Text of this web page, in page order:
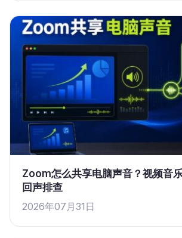
Zoom怎么共享电脑声音？视频音
回声排查
2026年07月31日